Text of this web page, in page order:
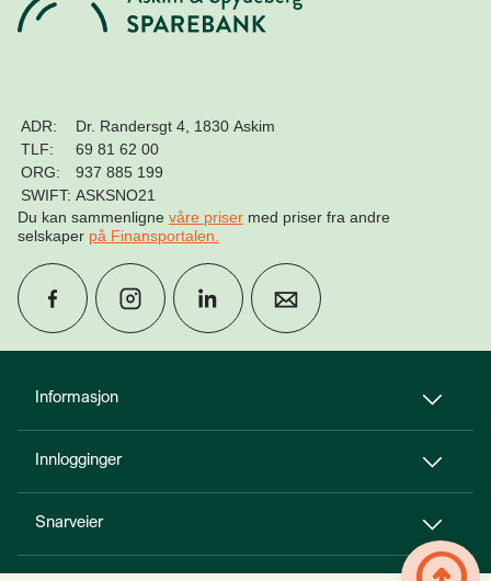
Informasjon
Innlogginger
Snarveier
ADR:
Dr. Randersgt 4, 1830 Askim
TLF:
69 81 62 00
ORG:
937 885 199
SWIFT: ASKSNO21
Du kan sammenligne våre priser med priser fra andre
selskaper på Finansportalen.
Bli kunde
person_add
Til toppen